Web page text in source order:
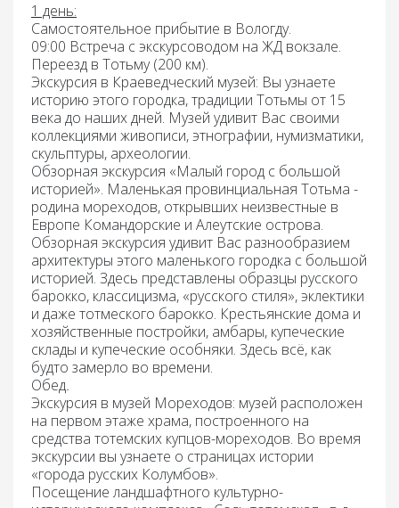
1 день:
Самостоятельное прибытие в Вологду.
09:00 Встреча с экскурсоводом на ЖД вокзале.
Переезд в Тотьму(200 км).
Экскурсия в Краеведческий музей: Вы узнаете
историю этого городка, традиции Тотьмы от 15
века до наших дней. Музей удивит Вас своими
коллекциями живописи, этнографии, нумизматики,
скульптуры, археологии.
Обзорная экскурсия «Малый город с большой
историей». Маленькая провинциальная Тотьма -
родина мореходов, открывших неизвестные в
Европе Командорские и Алеутские острова.
Обзорная экскурсия удивит Вас разнообразием
архитектуры этого маленького городка с большой
историей. Здесь представлены образцы русского
барокко, классицизма, «русского стиля», эклектики
и даже тотмеского барокко. Крестьянские дома и
хозяйственные постройки, амбары, купеческие
склады и купеческие особняки. Здесь всё, как
будто замерло во времени.
Обед.
Экскурсия в музей Мореходов: музей расположен
на первом этаже храма, построенного на
средства тотемских купцов-мореходов. Во время
экскурсии вы узнаете о страницах истории
«города русских Колумбов».
Посещение ландшафтного культурно-